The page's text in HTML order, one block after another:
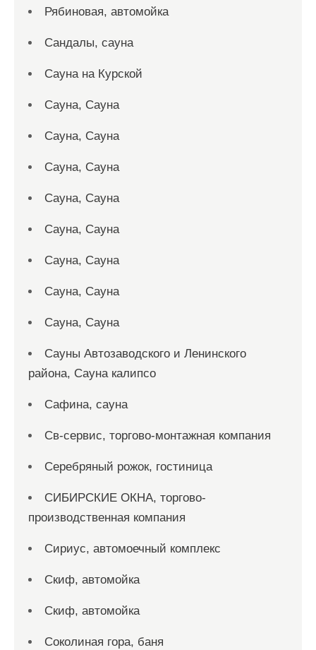
Рябиновая, автомойка
Сандалы, сауна
Сауна на Курской
Сауна, Сауна
Сауна, Сауна
Сауна, Сауна
Сауна, Сауна
Сауна, Сауна
Сауна, Сауна
Сауна, Сауна
Сауна, Сауна
Сауны Автозаводского и Ленинского
района, Сауна калипсо
Сафина, сауна
Св-сервис, торгово-монтажная компания
Серебряный рожок, гостиница
СИБИРСКИЕ ОКНА, торгово-
производственная компания
Сириус, автомоечный комплекс
Скиф, автомойка
Скиф, автомойка
Соколиная гора, баня